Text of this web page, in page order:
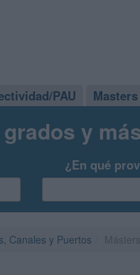
PAU Masters
y
¿En qué
Canales y Puertos